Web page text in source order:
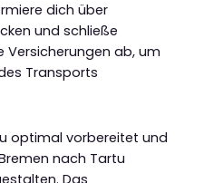
dich über
und schließe
Versicherungen ab, um
Transports
optimal vorbereitet und
nach Tartu
Das